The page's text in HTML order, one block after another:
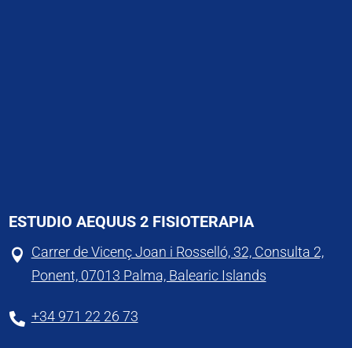
ESTUDIO AEQUUS 2 FISIOTERAPIA
 Carrer de Vicenç Joan i Rosselló, 32, Consulta 2,
Ponent, 07013 Palma, Balearic Islands
 +34 971 22 26 73